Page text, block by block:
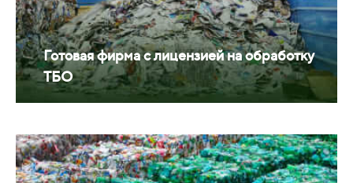
Готовая фирма с лицензией на обработку
ТБО